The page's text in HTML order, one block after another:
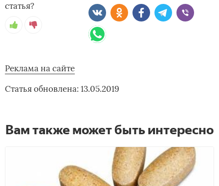
статья?
Реклама на сайте
Статья обновлена: 13.05.2019
Вам также может быть интересно